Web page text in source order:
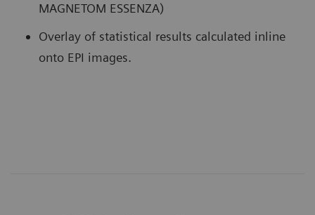
MAGNETOM ESSENZA)
Overlay of statistical results calculated inline
onto EPI images.